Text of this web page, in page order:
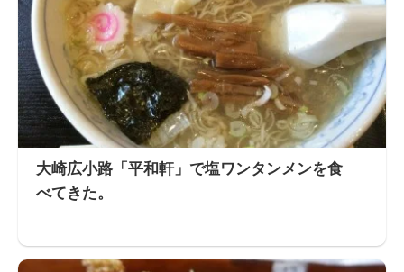
大崎広小路「平和軒」で塩ワンタンメンを食
べてきた。